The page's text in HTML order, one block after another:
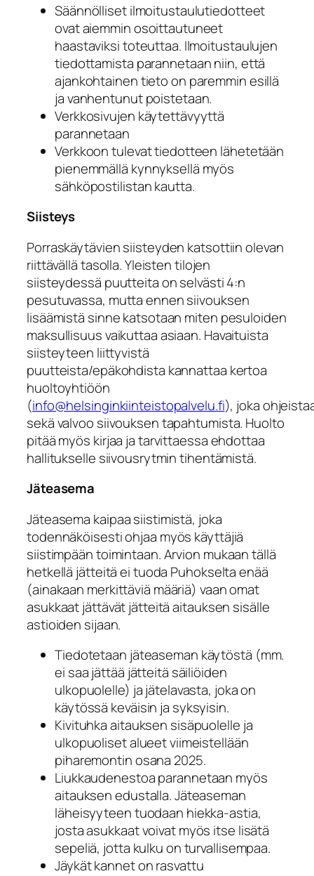
Säännölliset ilmoitustaulutiedotteet
ovat aiemmin osoittautuneet
haastaviksi toteuttaa. Ilmoitustaulujen
tiedottamista parannetaan niin, että
ajankohtainen tieto on paremmin esillä
ja vanhentunut poistetaan.
Verkkosivujen käytettävyyttä
parannetaan
Verkkoon tulevat tiedotteen lähetetään
pienemmällä kynnyksellä myös
sähköpostilistan kautta.
Siisteys
Porraskäytävien siisteyden katsottiin olevan
riittävällä tasolla. Yleisten tilojen
siisteydessä puutteita on selvästi 4:n
pesutuvassa, mutta ennen siivouksen
lisäämistä sinne katsotaan miten pesuloiden
maksullisuus vaikuttaa asiaan. Havaituista
siisteyteen liittyvistä
puutteista/epäkohdista kannattaa kertoa
huoltoyhtiöön
(info@helsinginkiinteistopalvelu.fi), joka
sekä valvoo siivouksen tapahtumista. Huolto
pitää myös kirjaa ja tarvittaessa ehdottaa
hallitukselle siivousrytmin tihentämistä.
Jäteasema
Jäteasema kaipaa siistimistä, joka
todennäköisesti ohjaa myös käyttäjiä
siistimpään toimintaan. Arvion mukaan tällä
hetkellä jätteitä ei tuoda Puhokselta enää
(ainakaan merkittäviä määriä) vaan omat
asukkaat jättävät jätteitä aitauksen sisälle
astioiden sijaan.
Tiedotetaan jäteaseman käytöstä (mm.
ei saa jättää jätteitä säiliöiden
ulkopuolelle) ja jätelavasta, joka on
käytössä keväisin ja syksyisin.
Kivituhka aitauksen sisäpuolelle ja
ulkopuoliset alueet viimeistellään
piharemontin osana 2025.
Liukkaudenestoa parannetaan myös
aitauksen edustalla. Jäteaseman
läheisyyteen tuodaan hiekka-astia,
josta asukkaat voivat myös itse lisätä
sepeliä, jotta kulku on turvallisempaa.
Jäykät kannet on rasvattu